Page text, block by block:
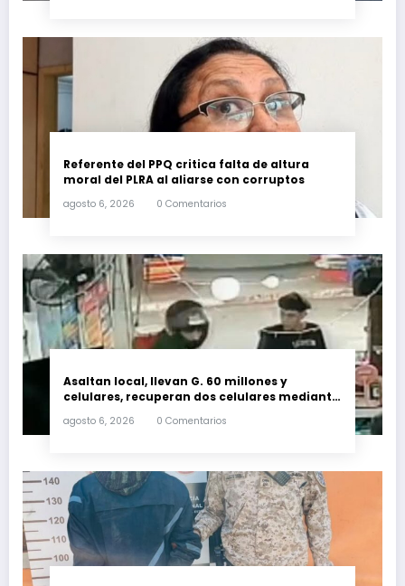
Referente del PPQ critica falta de altura
moral del PLRA al aliarse con corruptos
agosto 6, 2026 0 Comentarios
Asaltan local, llevan G. 60 millones y
celulares, recuperan dos celulares mediante
agosto 6, 2026 0 Comentarios